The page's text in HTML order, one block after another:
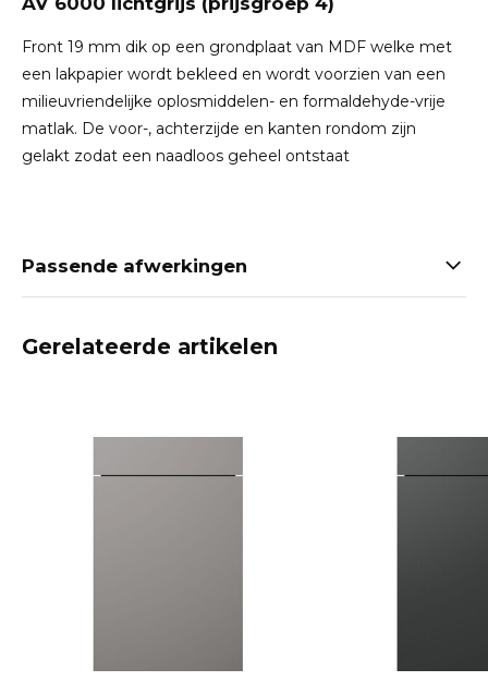
Front 19 mm dik op een grondplaat van MDF welke met
een lakpapier wordt bekleed en wordt voorzien van een
milieuvriendelijke oplosmiddelen- en formaldehyde-vrije
matlak. De voor-, achterzijde en kanten rondom zijn
gelakt zodat een naadloos geheel ontstaat
Passende afwerkingen
Gerelateerde artikelen